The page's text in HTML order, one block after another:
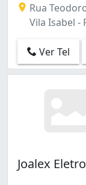
Rua
Vila Isabel -
Ver Tel
Joalex